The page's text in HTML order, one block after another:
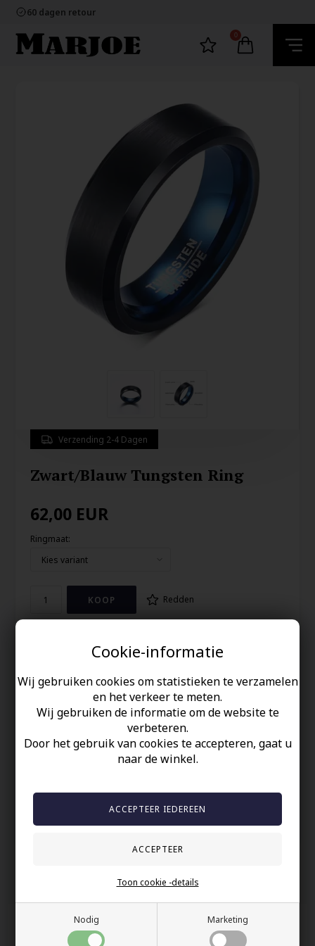
Cookie-informatie
Wij gebruiken cookies om statistieken te verzamelen
en het verkeer te meten.
Wij gebruiken de informatie om de website te
verbeteren.
Door het gebruik van cookies te accepteren, gaat u
naar de winkel.
Nodig Marketing
Toon cookie -details
60 dagen retour
Ecommerce Europe
100% nikkelvrij sieraden
60 dagen retour
0
Verzending 2-4 Dagen
Zwart/Blauw Tungsten Ring
62,00 EUR
Ringmaat:
Redden
blackcoat gematteerde overlay.
Wolfraamcarbide.
De ring is 6mm breed.
Uw veiligheid
Snelle bezorging
Anderen gekocht hebben ook